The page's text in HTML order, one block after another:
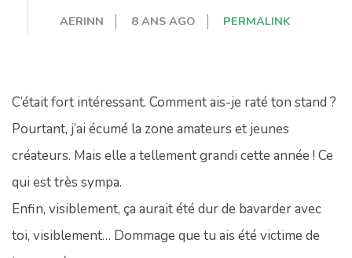
AERINN 8 ANS AGO PERMALINK
C’était fort intéressant. Comment ais-je raté ton stand ?
Pourtant, j’ai écumé la zone amateurs et jeunes
créateurs. Mais elle a tellement grandi cette année ! Ce
qui est très sympa.
Enfin, visiblement, ça aurait été dur de bavarder avec
toi, visiblement… Dommage que tu ais été victime de